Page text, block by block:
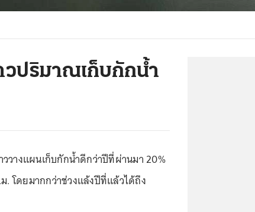
วปริมาณเก็บกักน้ำ
วางแผนเก็บกักน้ำดีกว่าปีที่ผ่านมา 20%
โดยมากกว่าช่วงแล้งปีที่แล้วได้ถึง